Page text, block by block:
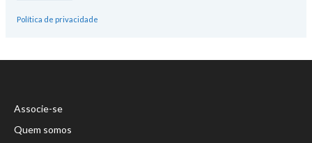
Política de privacidade
Associe-se
Quem somos